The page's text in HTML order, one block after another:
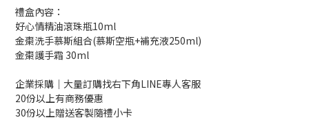
禮盒內容：
好心情精油滾珠瓶10ml
金棗洗手慕斯組合(慕斯空瓶+補充液250ml)
金棗護手霜 30ml
企業採購｜大量訂購找右下角LINE專人客服
20份以上有商務優惠
30份以上贈送客製隨禮小卡